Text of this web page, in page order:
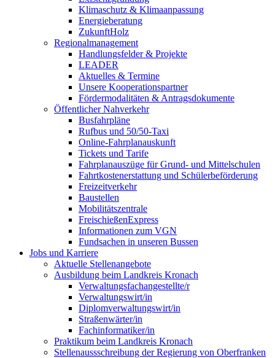
Klimaschutz & Klimaanpassung
Energieberatung
ZukunftHolz
Regionalmanagement
Handlungsfelder & Projekte
LEADER
Aktuelles & Termine
Unsere Kooperationspartner
Fördermodalitäten & Antragsdokumente
Öffentlicher Nahverkehr
Busfahrpläne
Rufbus und 50/50-Taxi
Online-Fahrplanauskunft
Tickets und Tarife
Fahrplanauszüge für Grund- und Mittelschulen
Fahrtkostenerstattung und Schülerbeförderung
Freizeitverkehr
Baustellen
Mobilitätszentrale
FreischießenExpress
Informationen zum VGN
Fundsachen in unseren Bussen
Jobs und Karriere
Aktuelle Stellenangebote
Ausbildung beim Landkreis Kronach
Verwaltungsfachangestellte/r
Verwaltungswirt/in
Diplomverwaltungswirt/in
Straßenwärter/in
Fachinformatiker/in
Praktikum beim Landkreis Kronach
Stellenaussschreibung der Regierung von Oberfranken